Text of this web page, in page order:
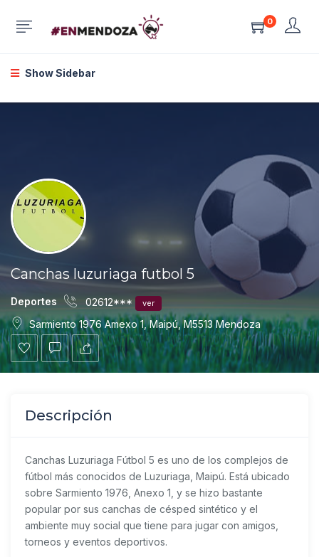
0
Show Sidebar
Canchas luzuriaga futbol 5
Deportes 02612*** ver
Sarmiento 1976 Amexo 1, Maipú, M5513 Mendoza
Descripción
Canchas Luzuriaga Fútbol 5 es uno de los complejos de
fútbol más conocidos de Luzuriaga, Maipú. Está ubicado
sobre Sarmiento 1976, Anexo 1, y se hizo bastante
popular por sus canchas de césped sintético y el
ambiente muy social que tiene para jugar con amigos,
torneos y eventos deportivos.